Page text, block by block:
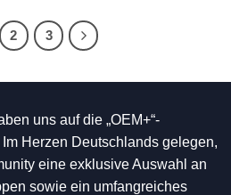
2 3
uns auf die „OEM+“-
Herzen Deutschlands gelegen,
eine exklusive Auswahl an
sowie ein umfangreiches